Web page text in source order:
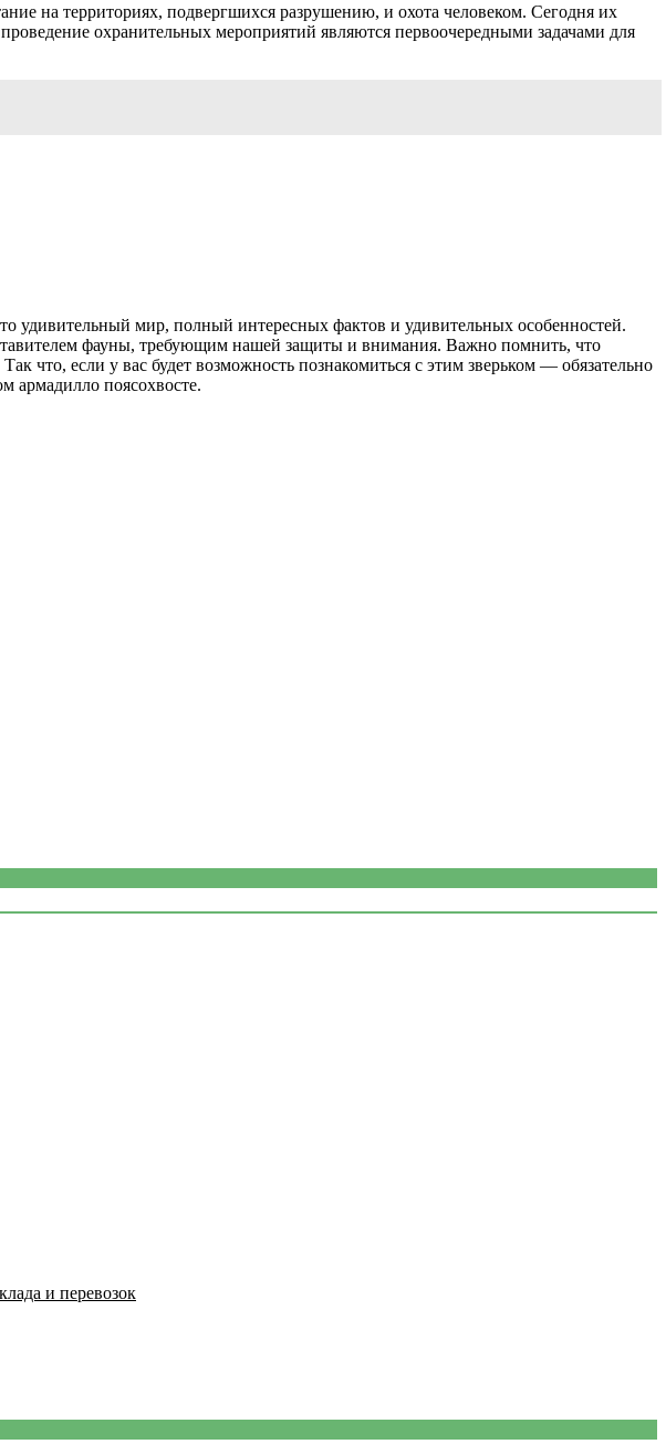
на территориях, подвергшихся разрушению, и охота человеком. Сегодня их
охранительных мероприятий являются первоочередными задачами для
удивительный мир, полный интересных фактов и удивительных особенностей.
фауны, требующим нашей защиты и внимания. Важно помнить, что
что, если у вас будет возможность познакомиться с этим зверьком — обязательно
армадилло поясохвосте.
и перевозок